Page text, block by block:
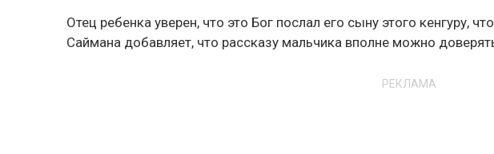
Отец ребенка уверен, что это Бог послал его сыну этого кенгуру,
Саймана добавляет, что рассказу мальчика вполне можно
РЕКЛАМА